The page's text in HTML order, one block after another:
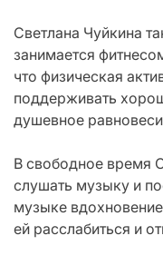
Светлана Чуйкина
занимается
что физическая
поддерживать
душевное
В свободное время
слушать музыку и
музыке
ей расслабиться и